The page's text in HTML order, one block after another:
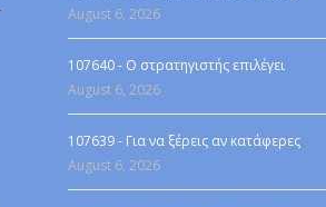
August 6, 2026
107640 - Ο στρατηγιστής επιλέγει
August 6, 2026
107639 - Για να ξέρεις αν κατάφερες
August 6, 2026